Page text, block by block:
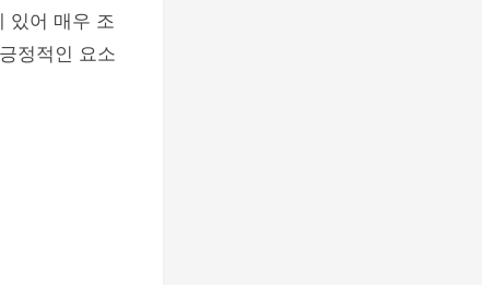
있어 매우 조
정적인 요소